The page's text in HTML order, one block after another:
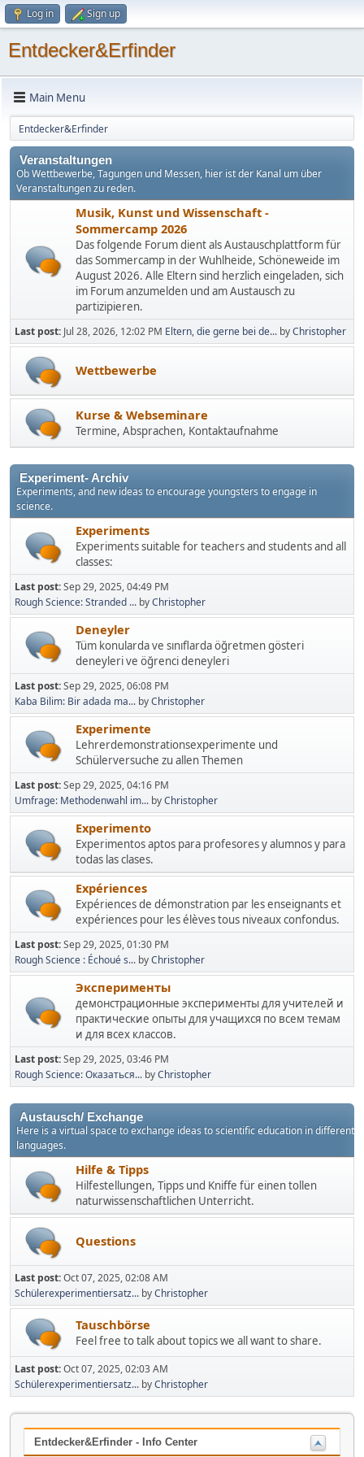
Log in Sign up
Entdecker&Erfinder
Main Menu
Entdecker&Erfinder
Veranstaltungen
Ob Wettbewerbe, Tagungen und Messen, hier ist der Kanal um über
Veranstaltungen zu reden.
Musik, Kunst und Wissenschaft -
Sommercamp 2026
Das folgende Forum dient als Austauschplattform für
das Sommercamp in der Wuhlheide, Schöneweide im
August 2026. Alle Eltern sind herzlich eingeladen, sich
im Forum anzumelden und am Austausch zu
partizipieren.
Last post: Jul 28, 2026, 12:02 PM Eltern, die gerne bei de... byChristopher
Wettbewerbe
Kurse & Webseminare
Termine, Absprachen, Kontaktaufnahme
Experiment- Archiv
Experiments, and new ideas to encourage youngsters to engage in
science.
Experiments
Experiments suitable for teachers and students and all
classes:
Last post:Sep 29, 2025, 04:49 PM
Rough Science: Stranded ... byChristopher
Deneyler
Tüm konularda ve sınıflarda öğretmen gösteri
deneyleri ve öğrenci deneyleri
Last post:Sep 29, 2025, 06:08 PM
Kaba Bilim: Bir adada ma... byChristopher
Experimente
Lehrerdemonstrationsexperimente und
Schülerversuche zu allen Themen
Last post:Sep 29, 2025, 04:16 PM
Umfrage: Methodenwahl im... byChristopher
Experimento
Experimentos aptos para profesores y alumnos y para
todas las clases.
Expériences
Expériences de démonstration par les enseignants et
expériences pour les élèves tous niveaux confondus.
Last post:Sep 29, 2025, 01:30 PM
Rough Science : Échoué s... byChristopher
Эксперименты
демонстрационные эксперименты для учителей и
практические опыты для учащихся по всем темам
и для всех классов.
Last post:Sep 29, 2025, 03:46 PM
Rough Science: Оказаться... byChristopher
Austausch/ Exchange
Here is a virtual space to exchange ideas to scientific education in different
languages.
Hilfe & Tipps
Hilfestellungen, Tipps und Kniffe für einen tollen
naturwissenschaftlichen Unterricht.
Questions
Last post:Oct 07, 2025, 02:08 AM
Schülerexperimentiersatz... byChristopher
Tauschbörse
Feel free to talk about topics we all want to share.
Last post:Oct 07, 2025, 02:03 AM
Schülerexperimentiersatz... byChristopher
Entdecker&Erfinder - Info Center